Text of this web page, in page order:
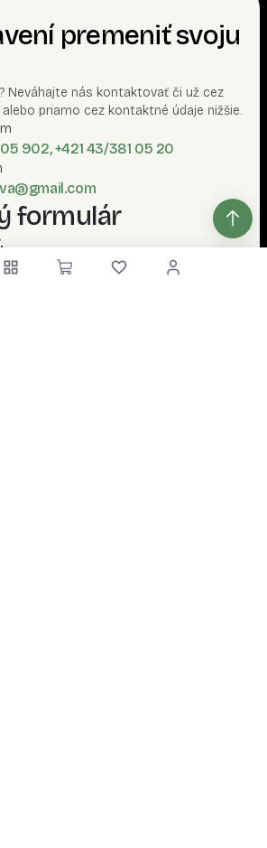
premeniť svoju
Neváhajte nás kontaktovať či už cez
priamo cez kontaktné údaje nižšie.
902, +421 43/381 05 20
formulár